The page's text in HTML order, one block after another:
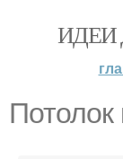
ИДЕИ